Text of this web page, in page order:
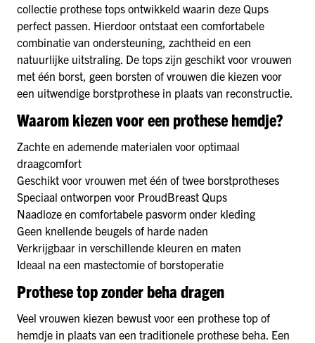
collectie prothese tops ontwikkeld waarin deze Qups
perfect passen. Hierdoor ontstaat een comfortabele
combinatie van ondersteuning, zachtheid en een
natuurlijke uitstraling. De tops zijn geschikt voor vrouwen
met één borst, geen borsten of vrouwen die kiezen voor
een uitwendige borstprothese in plaats van reconstructie.
Waarom kiezen voor een prothese hemdje?
Zachte en ademende materialen voor optimaal
draagcomfort
Geschikt voor vrouwen met één of twee borstprotheses
Speciaal ontworpen voor ProudBreast Qups
Naadloze en comfortabele pasvorm onder kleding
Geen knellende beugels of harde naden
Verkrijgbaar in verschillende kleuren en maten
Ideaal na een mastectomie of borstoperatie
Prothese top zonder beha dragen
Veel vrouwen kiezen bewust voor een prothese top of
hemdje in plaats van een traditionele prothese beha. Een